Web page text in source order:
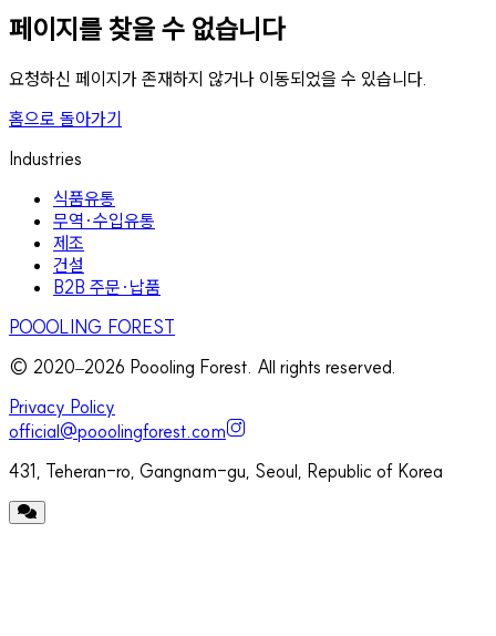
페이지를 찾을 수 없습니다
요청하신 페이지가 존재하지 않거나 이동되었을 수 있습니다.
홈으로 돌아가기
Industries
식품유통
무역·수입유통
제조
건설
B2B 주문·납품
POOOLING FOREST
© 2020–2026 Poooling Forest. All rights reserved.
Privacy Policy
official@pooolingforest.com
431, Teheran-ro, Gangnam-gu, Seoul, Republic of Korea